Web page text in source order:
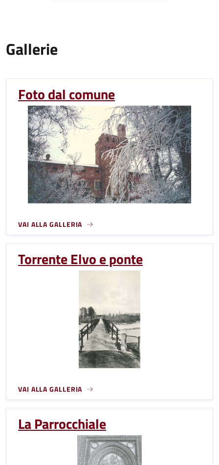
Gallerie
Foto dal comune
VAI ALLA GALLERIA
Torrente Elvo e ponte
VAI ALLA GALLERIA
La Parrocchiale